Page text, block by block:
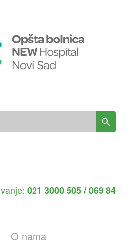
021 3000 505 / 069 84
O nama